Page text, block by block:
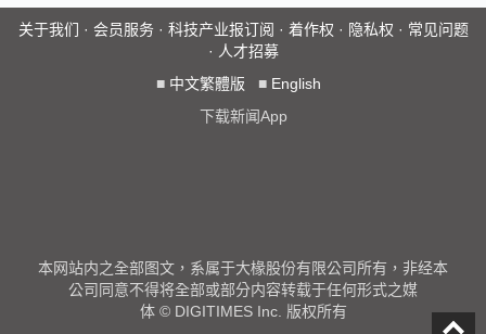
关于我们 · 会员服务· 科技产业报订阅 · 着作权 · 隐私权 · 常见问题
· 人才招募
■ 中文繁體版 ■ English
下载新闻App
本网站内之全部图文，系属于大椽股份有限公司所有，非经本
公司同意不得将全部或部分内容转载于任何形式之媒
体 © DIGITIMES Inc. 版权所有